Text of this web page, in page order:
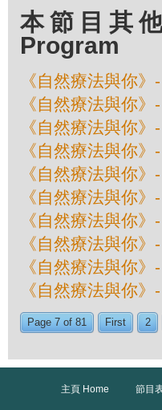
本節目其
Program
《自然療法與你
《自然療法與你
《自然療法與你
《自然療法與你
《自然療法與你
《自然療法與你
《自然療法與你
《自然療法與你
《自然療法與你
《自然療法與你
Page 7 of 81 First 2
主頁 Home 節目